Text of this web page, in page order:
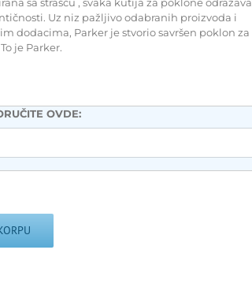
Uz niz pažljivo odabranih proizvoda i
dodacima, Parker je stvorio savršen poklon za
je Parker.
OVDE: